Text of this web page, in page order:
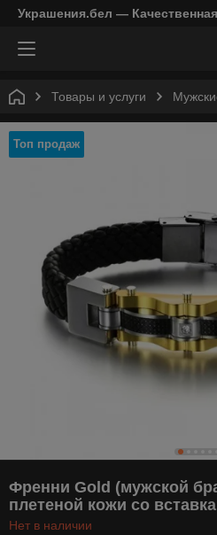
Украшения.бел —
Товары и услуги
Топ продаж
Френни Gold (мужской
плетеной кожи со
Нет в наличии